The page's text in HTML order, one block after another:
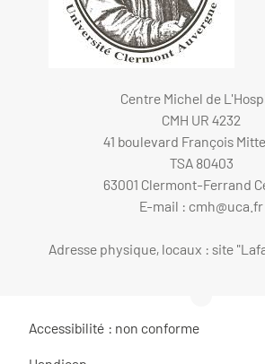
Centre Michel de
CMH UR 4232
41 boulevard François
TSA 80403
63001 Clermont-Ferrand
E-mail : cmh@uca.fr
Adresse physique, locaux : site
Accessibilité : non conforme